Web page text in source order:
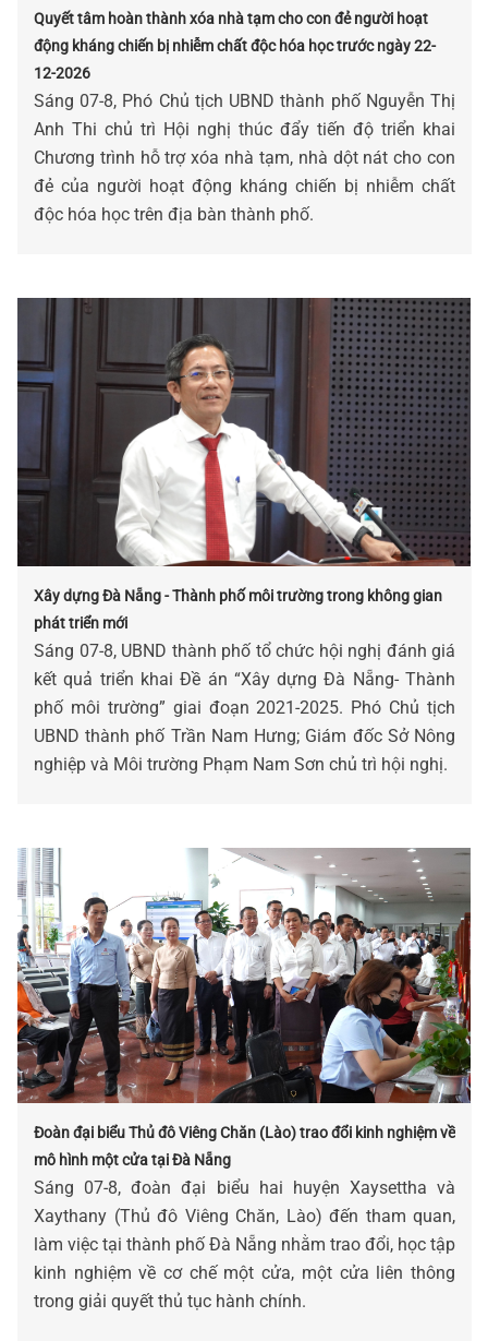
Quyết tâm hoàn thành xóa nhà tạm cho con đẻ người hoạt
động kháng chiến bị nhiễm chất độc hóa học trước ngày 22-
12-2026
Sáng 07-8, Phó Chủ tịch UBND thành phố Nguyễn Thị
Anh Thi chủ trì Hội nghị thúc đẩy tiến độ triển khai
Chương trình hỗ trợ xóa nhà tạm, nhà dột nát cho con
đẻ của người hoạt động kháng chiến bị nhiễm chất
độc hóa học trên địa bàn thành phố.
Xây dựng Đà Nẵng - Thành phố môi trường trong không gian
phát triển mới
Sáng 07-8, UBND thành phố tổ chức hội nghị đánh giá
kết quả triển khai Đề án “Xây dựng Đà Nẵng- Thành
phố môi trường” giai đoạn 2021-2025. Phó Chủ tịch
UBND thành phố Trần Nam Hưng; Giám đốc Sở Nông
nghiệp và Môi trường Phạm Nam Sơn chủ trì hội nghị.
Đoàn đại biểu Thủ đô Viêng Chăn (Lào) trao đổi kinh nghiệm về
mô hình một cửa tại Đà Nẵng
Sáng 07-8, đoàn đại biểu hai huyện Xaysettha và
Xaythany (Thủ đô Viêng Chăn, Lào) đến tham quan,
làm việc tại thành phố Đà Nẵng nhằm trao đổi, học tập
kinh nghiệm về cơ chế một cửa, một cửa liên thông
trong giải quyết thủ tục hành chính.